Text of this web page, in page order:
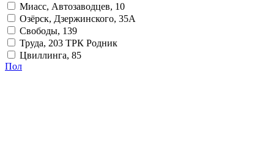
Миасс, Автозаводцев, 10
Озёрск, Дзержинского, 35А
Свободы, 139
Труда, 203 ТРК Родник
Цвиллинга, 85
Пол